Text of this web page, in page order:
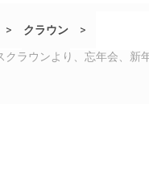
> クラウン >
クラウンより、忘年会、新